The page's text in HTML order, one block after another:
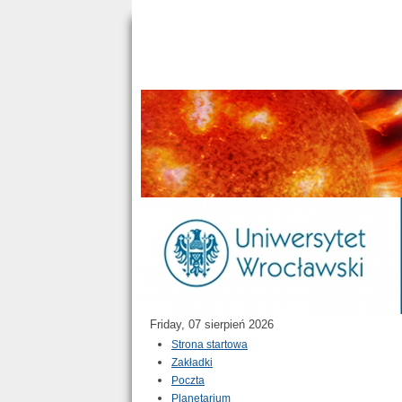
Friday, 07 sierpień 2026
Strona startowa
Zakładki
Poczta
Planetarium